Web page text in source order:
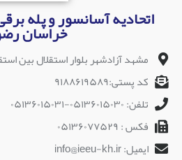
اتحادیه آسانسور و پله
خراسان
مشهد آزادشهر بلوار استقلال بین استقلال ۱ و ۳
کد پستی:۹۱۸۸۶۱۹۵۸۹
تلفن: ۰۵۱۳۶۰۱۵۰۳۰-۰۵۱۳۶۰۱۵۰۳۱
فکس : ۰۵۱۳۶۰۷۷۵۲۹
ایمیل: info@ieeu-kh.ir